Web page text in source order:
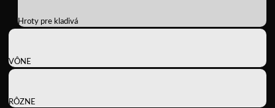
Hroty pre kladivá
VÔNE
RÔZNE